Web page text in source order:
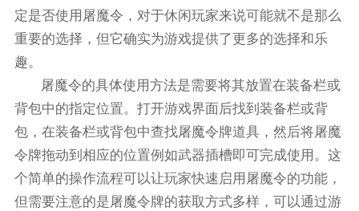
定是否使用屠魔令，对于休闲玩家来说可能就不是那么
重要的选择，但它确实为游戏提供了更多的选择和乐
趣。
屠魔令的具体使用方法是需要将其放置在装备栏或
背包中的指定位置。打开游戏界面后找到装备栏或背
包，在装备栏或背包中查找屠魔令牌道具，然后将屠魔
令牌拖动到相应的位置例如武器插槽即可完成使用。这
个简单的操作流程可以让玩家快速启用屠魔令的功能，
但需要注意的是屠魔令牌的获取方式多样，可以通过游